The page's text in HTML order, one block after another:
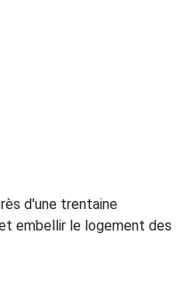
d'une trentaine
embellir le logement des